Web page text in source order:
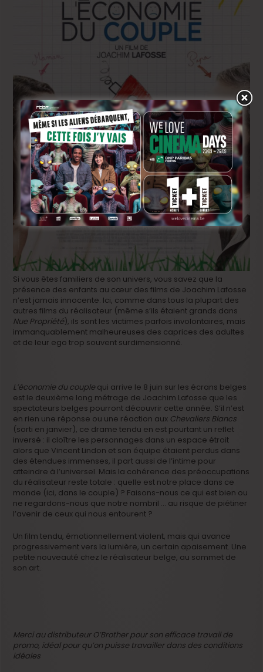
Si vous êtes familiers de son univers, vous savez que la
présence des enfants au cœur des films de Joachim Lafosse
n’est jamais innocente. Ici, comme dans tous la plupart des
autres films du réalisateur (même s’ils étaient grands dans
Nue Propriété), ils sont les victimes parfois involontaires, mais
immanquablement malheureuses des caprices des adultes
et de leur ego trop souvent surdimensionné.
L’économie du couple qui arrive le 8 juin sur les écrans belges
est le deuxième long métrage de Joachim Lafosse que les
spectateurs belges pourront découvrir cette année. S’il n’est
en rien une réponse ou une réaction aux Chevaliers Blancs
(sorti en janvier), ce drame tendu en est pourtant un reflet
inversé : il cloître les personnages dans un espace étroit
alors que Vincent Lindon et son équipe étaient perdus dans
des étendues immenses, il part aussi de l’intime pour
atteindre à l’universel. Mais la cohérence des préoccupations
du réalisateur reste totale : quelle est notre place dans ce
monde (ici, dans le couple) ? Faisons-nous ce qui est bien ou
ne regardons-nous que notre nombril … au risque de piétiner
l’avenir de ceux qui nous entourent ?
Un film tendu, émotionnellement violent, mais qui avance
progressivement vers la lumière, un certain apaisement. Une
petite nouveauté chez le réalisateur belge, au sommet de
son art.
Merci au distributeur O’Brother pour son efficace travail de
promo, idéal pour qu’on puisse travailler dans des conditions
idéales